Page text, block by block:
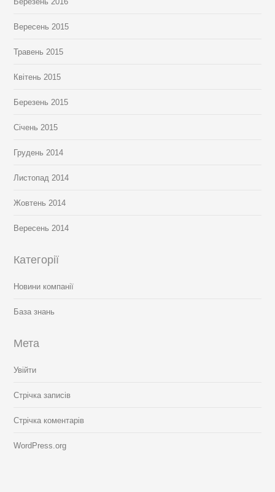
Вересень 2015
Травень 2015
Квітень 2015
Березень 2015
Січень 2015
Грудень 2014
Листопад 2014
Жовтень 2014
Вересень 2014
Категорії
Новини компанії
База знань
Мета
Увійти
Стрічка записів
Стрічка коментарів
WordPress.org